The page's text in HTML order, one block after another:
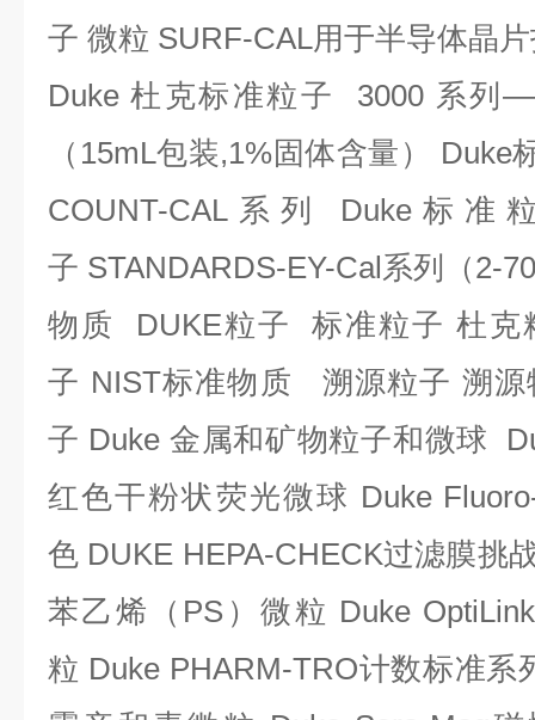
子 微粒 SURF-CAL用于半导体晶
Duke杜克标准粒子 3000 系列
（15mL包装,1%固体含量 ） Duke
COUNT-CAL 系列 Duke 标准
子 STANDARDS-EY-Cal系列
（2-
物质 DUKE粒子 标准粒子 杜克
子 NIST标准物质 溯源粒子 溯源
子 Duke金属和矿物粒子和微球
红色干粉状荧光微球 Duke
色 DUKE HEPA-CHECK过滤膜挑
苯乙烯（ PS ）微粒 Duke
粒 Duke PHARM-TRO计数标准系